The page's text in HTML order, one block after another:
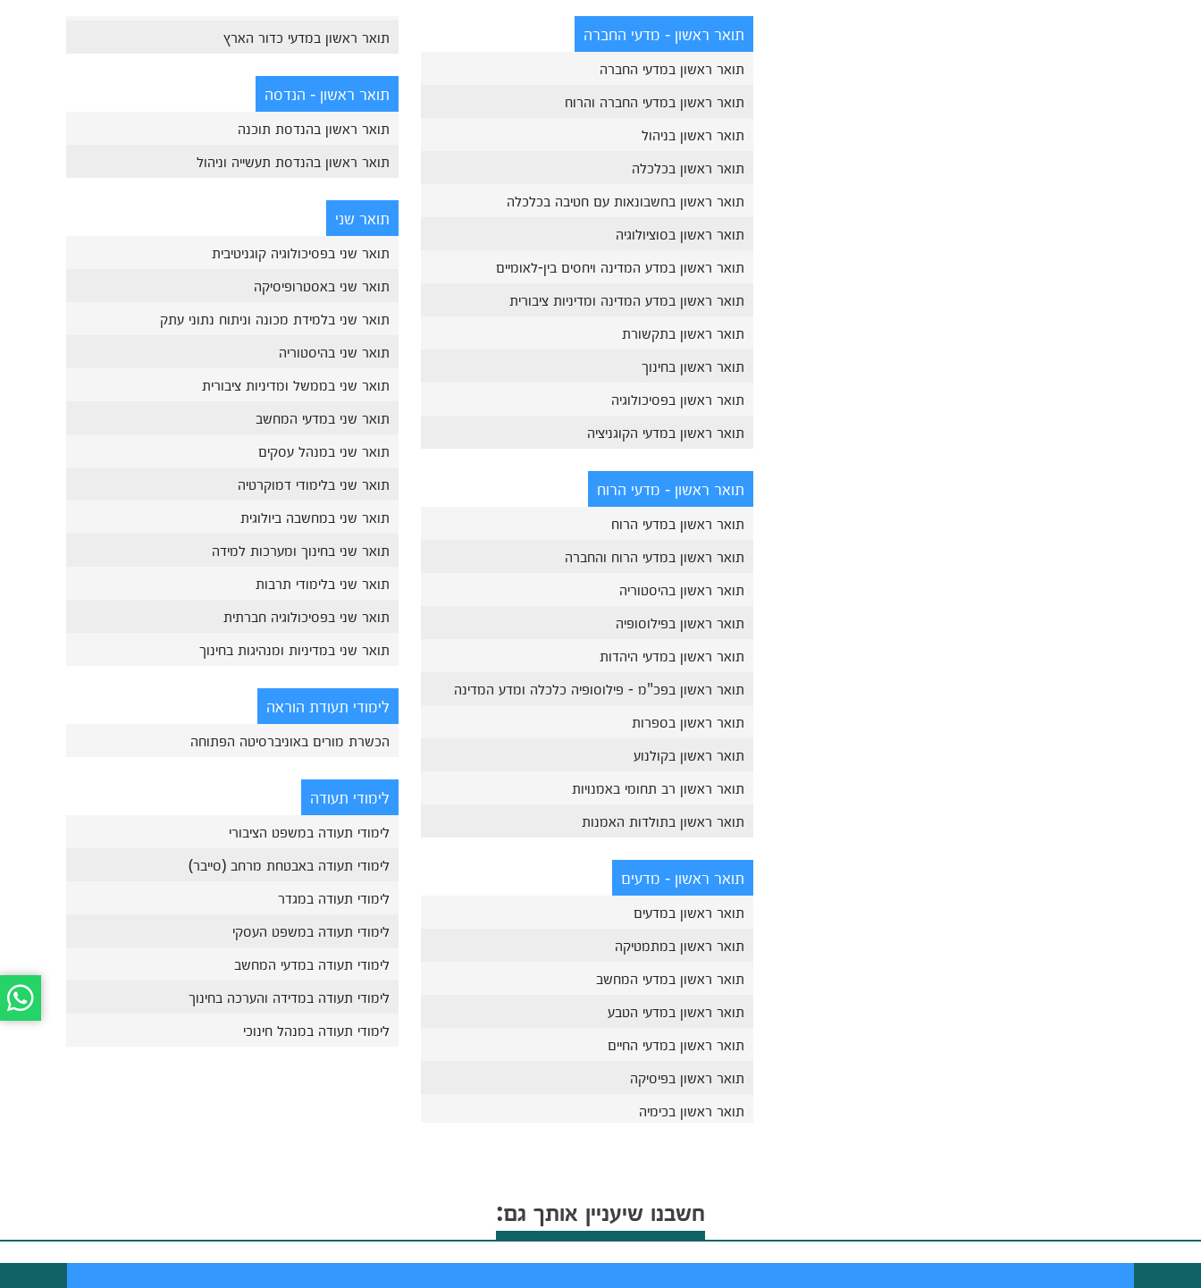
תואר ראשון - מדעי החברה
תואר ראשון במדעי החברה
תואר ראשון במדעי החברה והרוח
תואר ראשון בניהול
תואר ראשון בכלכלה
תואר ראשון בחשבונאות עם חטיבה בכלכלה
תואר ראשון בסוציולוגיה
תואר ראשון במדע המדינה ויחסים בין-לאומיים
תואר ראשון במדע המדינה ומדיניות ציבורית
תואר ראשון בתקשורת
תואר ראשון בחינוך
תואר ראשון בפסיכולוגיה
תואר ראשון במדעי הקוגניציה
תואר ראשון - מדעי הרוח
תואר ראשון במדעי הרוח
תואר ראשון במדעי הרוח והחברה
תואר ראשון בהיסטוריה
תואר ראשון בפילוסופיה
תואר ראשון במדעי היהדות
תואר ראשון בפכ"מ - פילוסופיה כלכלה ומדע המדינה
תואר ראשון בספרות
תואר ראשון בקולנוע
תואר ראשון רב תחומי באמנויות
תואר ראשון בתולדות האמנות
תואר ראשון - מדעים
תואר ראשון במדעים
תואר ראשון במתמטיקה
תואר ראשון במדעי המחשב
תואר ראשון במדעי הטבע
תואר ראשון במדעי החיים
תואר ראשון בפיסיקה
תואר ראשון בכימיה
תואר ראשון במדעי כדור הארץ
תואר ראשון - הנדסה
תואר ראשון בהנדסת תוכנה
תואר ראשון בהנדסת תעשייה וניהול
תואר שני
תואר שני בפסיכולוגיה קוגניטיבית
תואר שני באסטרופיסיקה
תואר שני בלמידת מכונה וניתוח נתוני עתק
תואר שני בהיסטוריה
תואר שני בממשל ומדיניות ציבורית
תואר שני במדעי המחשב
תואר שני במנהל עסקים
תואר שני בלימודי דמוקרטיה
תואר שני במחשבה ביולוגית
תואר שני בחינוך ומערכות למידה
תואר שני בלימודי תרבות
תואר שני בפסיכולוגיה חברתית
תואר שני במדיניות ומנהיגות בחינוך
לימודי תעודת הוראה
הכשרת מורים באוניברסיטה הפתוחה
לימודי תעודה
לימודי תעודה במשפט הציבורי
לימודי תעודה באבטחת מרחב (סייבר)
לימודי תעודה במגדר
לימודי תעודה במשפט העסקי
לימודי תעודה במדעי המחשב
לימודי תעודה במדידה והערכה בחינוך
לימודי תעודה במנהל חינוכי
חשבנו שיעניין אותך גם: